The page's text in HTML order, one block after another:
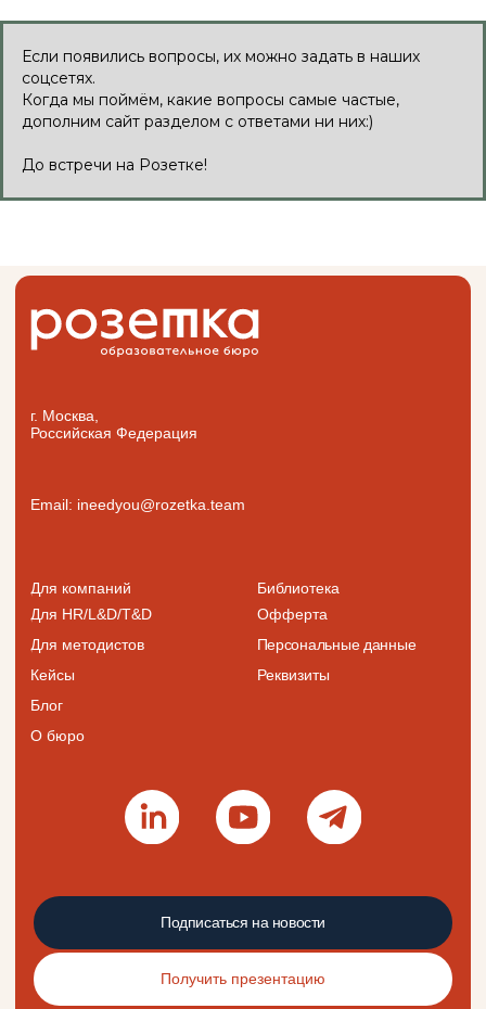
Если появились вопросы, их можно задать в наших
соцсетях.
Когда мы поймём, какие вопросы самые частые,
дополним сайт разделом с ответами ни них:)
До встречи на Розетке!